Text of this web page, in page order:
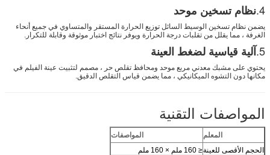
4.نظام تسخين موحد
يضمن نظام تسخين الوسيط السائل توزيع الحرارة المستقر والمتساوي في جميع أنحاء
الغرفة ، مما يقلل من تقلبات درجة الحرارة ويوفر نتائج اختبار موثوقة وقابلة للتكرار.
5.آلية قياسية لضغط العينة
يحتوي على مشبك معدني مربع موحد ومحافظ تقلص حر ، مصمم لتثبيت عينة الفيلم في
مكانها دون التشوه الميكانيكي ، مما يضمن قياس التقلص الدقيق.
المواصفات التقنية
المعلم
المواصفات
الحجم الأقصى للعينة≤ 160 ملم × 160 ملم